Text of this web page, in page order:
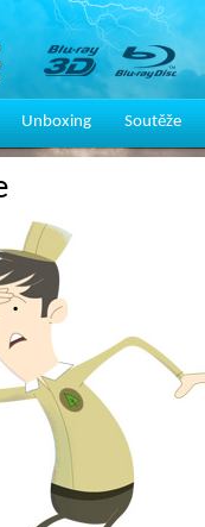
Unboxing Soutěže